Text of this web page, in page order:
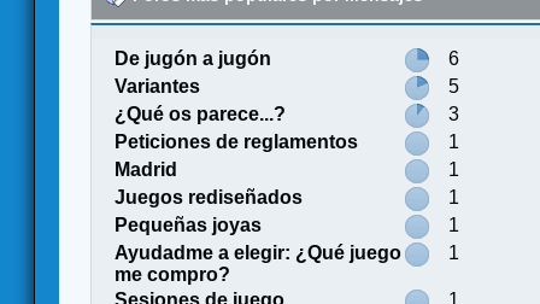
De jugón a jugón
6
Variantes
5
¿Qué os parece...?
3
Peticiones de reglamentos
1
Madrid
1
Juegos rediseñados
1
Pequeñas joyas
1
Ayudadme a elegir: ¿Qué juego
me compro?
1
Sesiones de juego 1